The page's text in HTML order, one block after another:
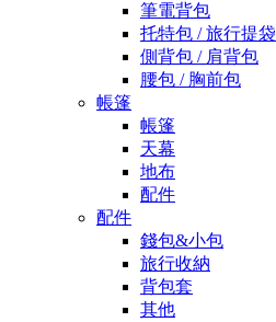
筆電背包
托特包 / 旅行提袋
側背包 / 肩背包
腰包 / 胸前包
帳篷
帳篷
天幕
地布
配件
配件
錢包&小包
旅行收納
背包套
其他